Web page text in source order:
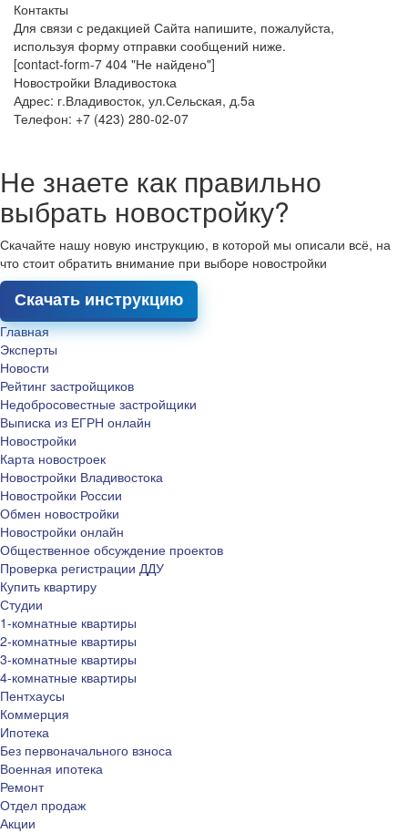
Контакты
Для связи с редакцией Сайта напишите, пожалуйста,
используя форму отправки сообщений ниже.
[contact-form-7 404 "Не найдено"]
Новостройки Владивостока
Адрес: г.Владивосток, ул.Сельская, д.5а
Телефон: +7 (423) 280-02-07
Не знаете как правильно
выбрать новостройку?
Скачайте нашу новую инструкцию, в которой мы описали всё, на
что стоит обратить внимание при выборе новостройки
Скачать инструкцию
Главная
Эксперты
Новости
Рейтинг застройщиков
Недобросовестные застройщики
Выписка из ЕГРН онлайн
Новостройки
Карта новостроек
Новостройки Владивостока
Новостройки России
Обмен новостройки
Новостройки онлайн
Общественное обсуждение проектов
Проверка регистрации ДДУ
Купить квартиру
Студии
1-комнатные квартиры
2-комнатные квартиры
3-комнатные квартиры
4-комнатные квартиры
Пентхаусы
Коммерция
Ипотека
Без первоначального взноса
Военная ипотека
Ремонт
Отдел продаж
Акции